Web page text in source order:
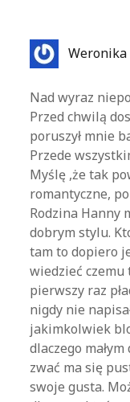
Weronika
Nad wyraz
Przed chwilą
poruszył mnie
Przede
Myślę ,że tak
romantyczne,
Rodzina Hanny
dobrym stylu.
tam to dopiero
wiedzieć
pierwszy raz
nigdy nie
jakimkolwiek
dlaczego
zwać ma się
swoje gusta.